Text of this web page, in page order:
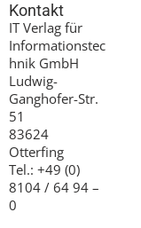
Kontakt
IT Verlag für
Informationstec
hnik GmbH
Ludwig-
Ganghofer-Str.
51
83624
Otterfing
Tel.: +49 (0)
8104 / 64 94 –
0